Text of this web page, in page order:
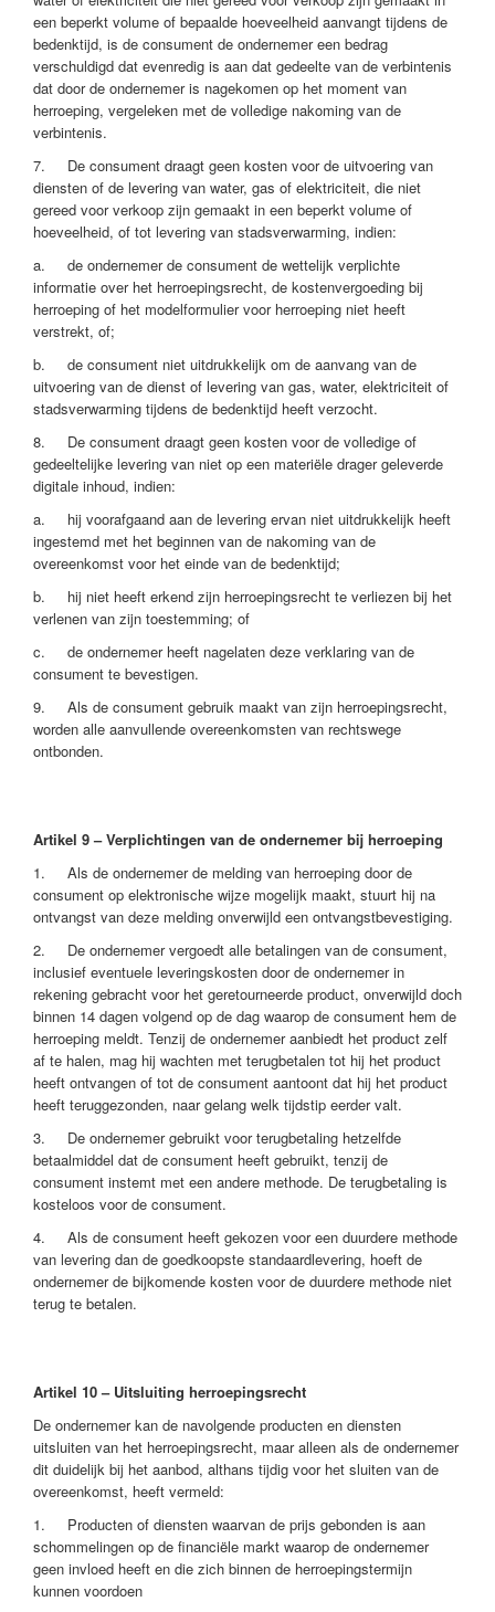
een beperkt volume of bepaalde hoeveelheid aanvangt tijdens de
bedenktijd, is de consument de ondernemer een bedrag
verschuldigd dat evenredig is aan dat gedeelte van de verbintenis
dat door de ondernemer is nagekomen op het moment van
herroeping, vergeleken met de volledige nakoming van de
verbintenis.
7. De consument draagt geen kosten voor de uitvoering van
diensten of de levering van water, gas of elektriciteit, die niet
gereed voor verkoop zijn gemaakt in een beperkt volume of
hoeveelheid, of tot levering van stadsverwarming, indien:
a. de ondernemer de consument de wettelijk verplichte
informatie over het herroepingsrecht, de kostenvergoeding bij
herroeping of het modelformulier voor herroeping niet heeft
verstrekt, of;
b. de consument niet uitdrukkelijk om de aanvang van de
uitvoering van de dienst of levering van gas, water, elektriciteit of
stadsverwarming tijdens de bedenktijd heeft verzocht.
8. De consument draagt geen kosten voor de volledige of
gedeeltelijke levering van niet op een materiële drager geleverde
digitale inhoud, indien:
a. hij voorafgaand aan de levering ervan niet uitdrukkelijk heeft
ingestemd met het beginnen van de nakoming van de
overeenkomst voor het einde van de bedenktijd;
b. hij niet heeft erkend zijn herroepingsrecht te verliezen bij het
verlenen van zijn toestemming; of
c. de ondernemer heeft nagelaten deze verklaring van de
consument te bevestigen.
9. Als de consument gebruik maakt van zijn herroepingsrecht,
worden alle aanvullende overeenkomsten van rechtswege
ontbonden.
Artikel 9 – Verplichtingen van de ondernemer bij herroeping
1. Als de ondernemer de melding van herroeping door de
consument op elektronische wijze mogelijk maakt, stuurt hij na
ontvangst van deze melding onverwijld een ontvangstbevestiging.
2. De ondernemer vergoedt alle betalingen van de consument,
inclusief eventuele leveringskosten door de ondernemer in
rekening gebracht voor het geretourneerde product, onverwijld doch
binnen 14 dagen volgend op de dag waarop de consument hem de
herroeping meldt. Tenzij de ondernemer aanbiedt het product zelf
af te halen, mag hij wachten met terugbetalen tot hij het product
heeft ontvangen of tot de consument aantoont dat hij het product
heeft teruggezonden, naar gelang welk tijdstip eerder valt.
3. De ondernemer gebruikt voor terugbetaling hetzelfde
betaalmiddel dat de consument heeft gebruikt, tenzij de
consument instemt met een andere methode. De terugbetaling is
kosteloos voor de consument.
4. Als de consument heeft gekozen voor een duurdere methode
van levering dan de goedkoopste standaardlevering, hoeft de
ondernemer de bijkomende kosten voor de duurdere methode niet
terug te betalen.
Artikel 10 – Uitsluiting herroepingsrecht
De ondernemer kan de navolgende producten en diensten
uitsluiten van het herroepingsrecht, maar alleen als de ondernemer
dit duidelijk bij het aanbod, althans tijdig voor het sluiten van de
overeenkomst, heeft vermeld:
1. Producten of diensten waarvan de prijs gebonden is aan
schommelingen op de financiële markt waarop de ondernemer
geen invloed heeft en die zich binnen de herroepingstermijn
kunnen voordoen